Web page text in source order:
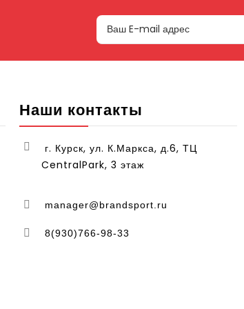
Наши контакты
г. Курск, ул. К.Маркса, д.6, ТЦ
CentralPark, 3 этаж
manager@brandsport.ru
8(930)766-98-33